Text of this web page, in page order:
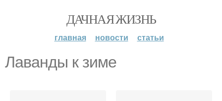
ДАЧНАЯ ЖИЗНЬ
главная новости статьи
Лаванды к зиме